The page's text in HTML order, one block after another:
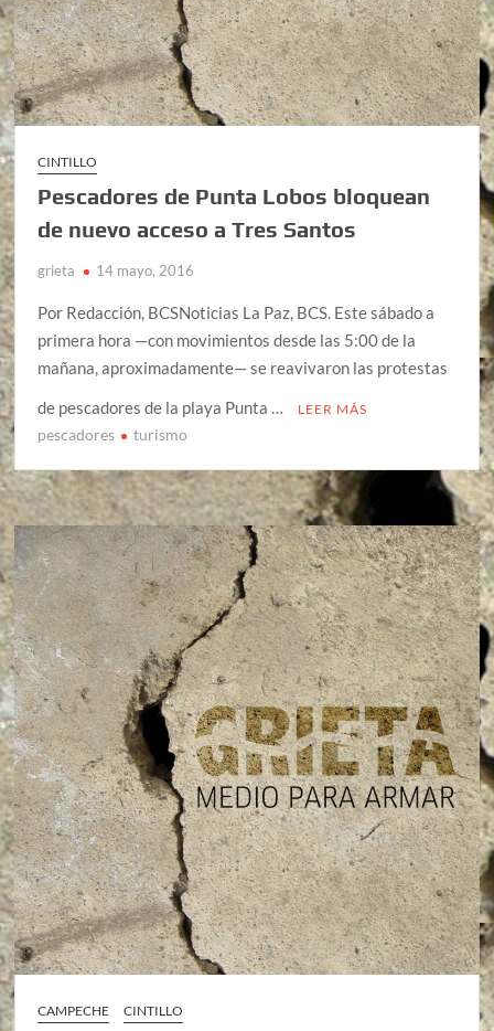
CINTILLO
Pescadores de Punta Lobos bloquean
de nuevo acceso a Tres Santos
grieta 14 mayo, 2016
Por Redacción, BCSNoticias La Paz, BCS. Este sábado a
primera hora —con movimientos desde las 5:00 de la
mañana, aproximadamente— se reavivaron las protestas
de pescadores de la playa Punta …
LEER MÁS
pescadores turismo
CAMPECHE CINTILLO